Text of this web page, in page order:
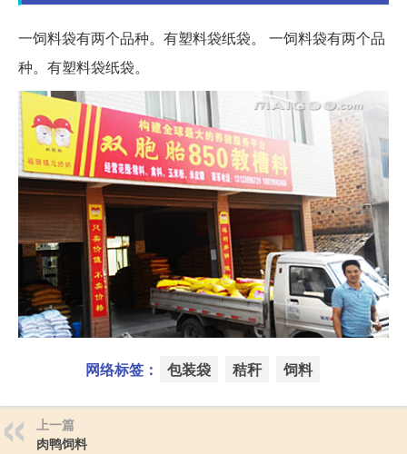
一饲料袋有两个品种。有塑料袋纸袋。 一饲料袋有两个品
种。有塑料袋纸袋。
网络标签： 包装袋 秸秆 饲料
上一篇
肉鸭饲料